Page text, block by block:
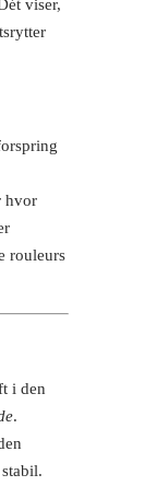
viser,
hvor
rouleurs
i den
.